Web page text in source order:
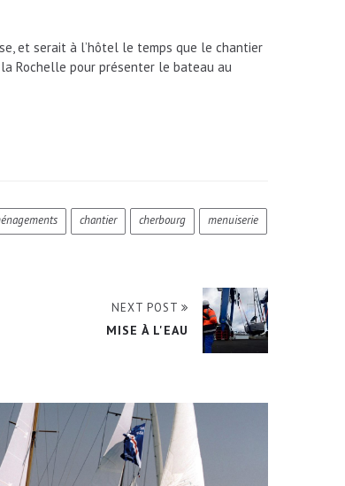
et serait à l’hôtel le temps que le chantier
Rochelle pour présenter le bateau au
chantier cherbourg menuiserie
NEXT POST
MISE À L'EAU